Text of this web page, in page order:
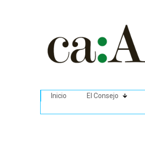
Inicio El Consejo